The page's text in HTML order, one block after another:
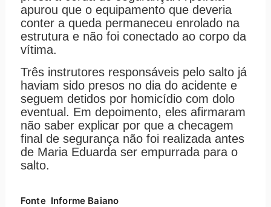
apurou que o equipamento que deveria
conter a queda permaneceu enrolado na
estrutura e não foi conectado ao corpo da
vítima.
Três instrutores responsáveis pelo salto já
haviam sido presos no dia do acidente e
seguem detidos por homicídio com dolo
eventual. Em depoimento, eles afirmaram
não saber explicar por que a checagem
final de segurança não foi realizada antes
de Maria Eduarda ser empurrada para o
salto.
Fonte Informe Baiano